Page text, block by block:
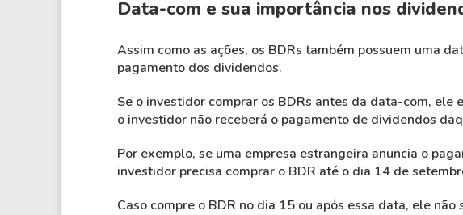
Data-com e sua importância nos
Assim como as ações, os BDRs também possuem uma
pagamento dos dividendos.
Se o investidor comprar os BDRs antes da data-com,
o investidor não receberá o pagamento de dividendos
Por exemplo, se uma empresa estrangeira anuncia o
investidor precisa comprar o BDR até o dia 14 de
Caso compre o BDR no dia 15 ou após essa data, ele